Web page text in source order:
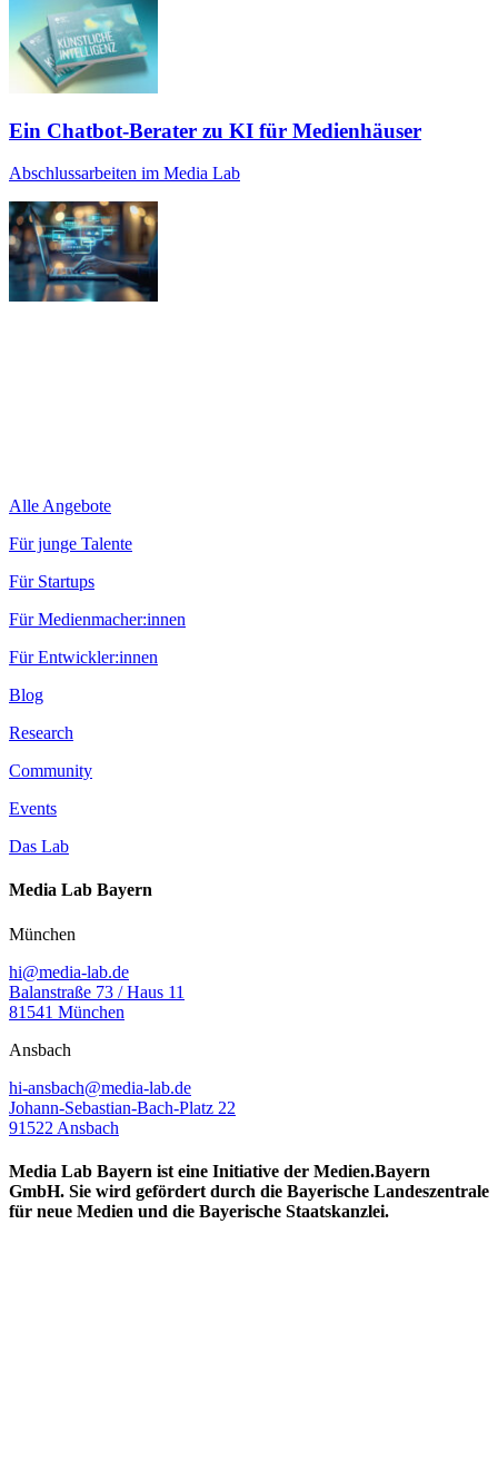
Ein Chatbot-Berater zu KI für Medienhäuser
Abschlussarbeiten im Media Lab
Alle Angebote
Für junge Talente
Für Startups
Für Medienmacher:innen
Für Entwickler:innen
Blog
Research
Community
Events
Das Lab
Media Lab Bayern
München
hi@media-lab.de
Balanstraße 73 / Haus 11
81541 München
Ansbach
hi-ansbach@media-lab.de
Johann-Sebastian-Bach-Platz 22
91522 Ansbach
Media Lab Bayern ist eine Initiative der Medien.Bayern
GmbH. Sie wird gefördert durch die Bayerische Landeszentrale
für neue Medien und die Bayerische Staatskanzlei.